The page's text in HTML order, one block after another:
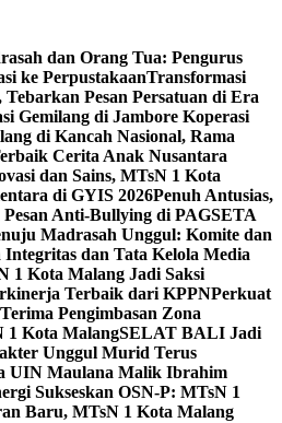
dan Orang Tua: Pengurus
ke PerpustakaanTransformasi
Pesan Persatuan di Era
Gemilang di Jambore Koperasi
di Kancah Nasional, Rama
Cerita Anak Nusantara
dan Sains, MTsN 1 Kota
di GYIS 2026Penuh Antusias,
Anti-Bullying di PAGSETA
Madrasah Unggul: Komite dan
dan Tata Kelola Media
1 Kota Malang Jadi Saksi
Terbaik dari KPPNPerkuat
Pengimbasan Zona
1 Kota MalangSELAT BALI Jadi
Unggul Murid Terus
UIN Maulana Malik Ibrahim
Sukseskan OSN-P: MTsN 1
Baru, MTsN 1 Kota Malang